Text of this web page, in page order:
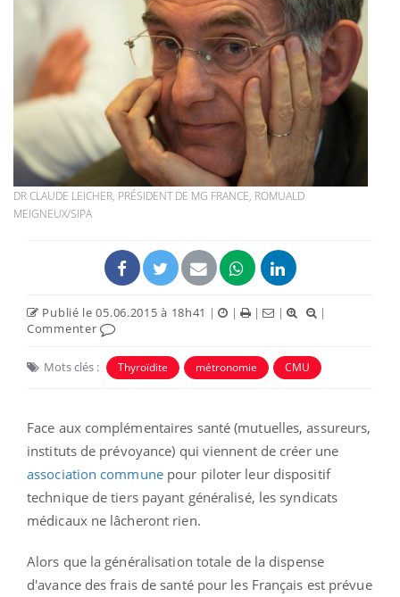
DR CLAUDE LEICHER, PRÉSIDENT DE MG FRANCE, ROMUALD
MEIGNEUX/SIPA
Publié le 05.06.2015 à 18h41 | | | |
|
Commenter
Mots clés : Thyroïdite métronomie CMU
Face aux complémentaires santé (mutuelles, assureurs,
instituts de prévoyance) qui viennent de créer une
association communepour piloter leur dispositif
technique de tiers payant généralisé, les syndicats
médicaux ne lâcheront rien.
Alors que la généralisation totale de la dispense
d'avance des frais de santé pour les Français est prévue